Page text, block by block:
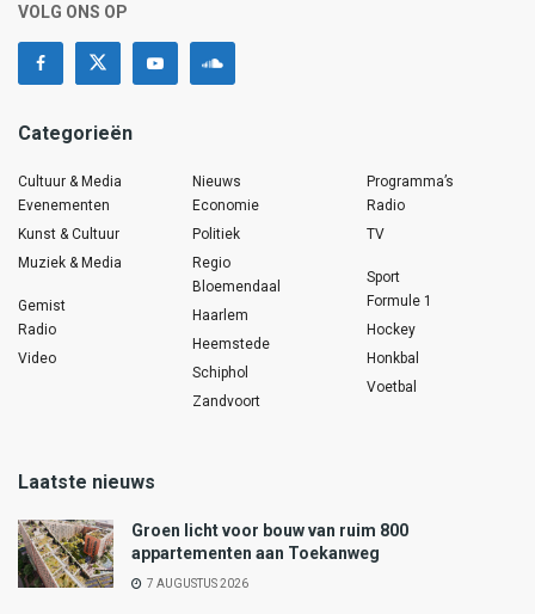
VOLG ONS OP
Categorieën
Cultuur & Media
Evenementen
Kunst & Cultuur
Muziek & Media
Gemist
Radio
Video
Nieuws
Economie
Politiek
Regio
Bloemendaal
Haarlem
Heemstede
Schiphol
Zandvoort
Programma’s
Radio
TV
Sport
Formule 1
Hockey
Honkbal
Voetbal
Laatste nieuws
Groen licht voor bouw van ruim 800
appartementen aan Toekanweg
7 AUGUSTUS 2026